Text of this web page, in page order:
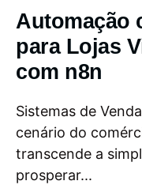
Automação
para Lojas
com n8n
Sistemas de
cenário do
transcende a
prosperar...